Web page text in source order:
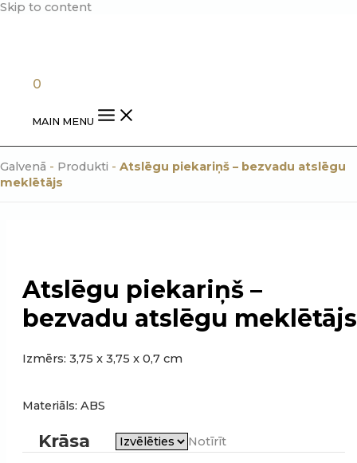
Skip to content
0
MAIN MENU
Galvenā - Produkti - Atslēgu piekariņš – bezvadu atslēgu
meklētājs
Atslēgu piekariņš –
bezvadu atslēgu meklētājs
Izmērs: 3,75 x 3,75 x 0,7 cm
Materiāls: ABS
Krāsa Notīrīt